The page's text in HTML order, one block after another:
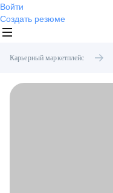
Войти
Создать резюме
Карьерный маркетплейс